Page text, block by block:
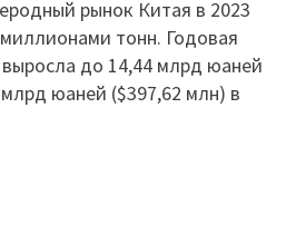
рынок Китая в 2023
тонн. Годовая
до 14,44 млрд юаней
юаней ($397,62 млн) в